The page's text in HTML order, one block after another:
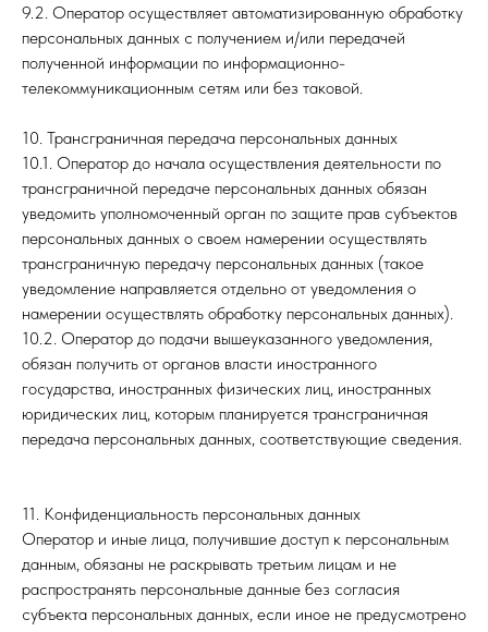
9.2. Оператор осуществляет автоматизированную обработку
персональных данных с получением и/или передачей
полученной информации по информационно-
телекоммуникационным сетям или без таковой.
10. Трансграничная передача персональных данных
10.1. Оператор до начала осуществления деятельности по
трансграничной передаче персональных данных обязан
уведомить уполномоченный орган по защите прав субъектов
персональных данных о своем намерении осуществлять
трансграничную передачу персональных данных (такое
уведомление направляется отдельно от уведомления о
намерении осуществлять обработку персональных данных).
10.2. Оператор до подачи вышеуказанного уведомления,
обязан получить от органов власти иностранного
государства, иностранных физических лиц, иностранных
юридических лиц, которым планируется трансграничная
передача персональных данных, соответствующие сведения.
11. Конфиденциальность персональных данных
Оператор и иные лица, получившие доступ к персональным
данным, обязаны не раскрывать третьим лицам и не
распространять персональные данные без согласия
субъекта персональных данных, если иное не предусмотрено